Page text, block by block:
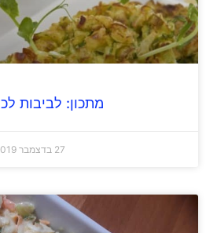
מתכון: לביבות